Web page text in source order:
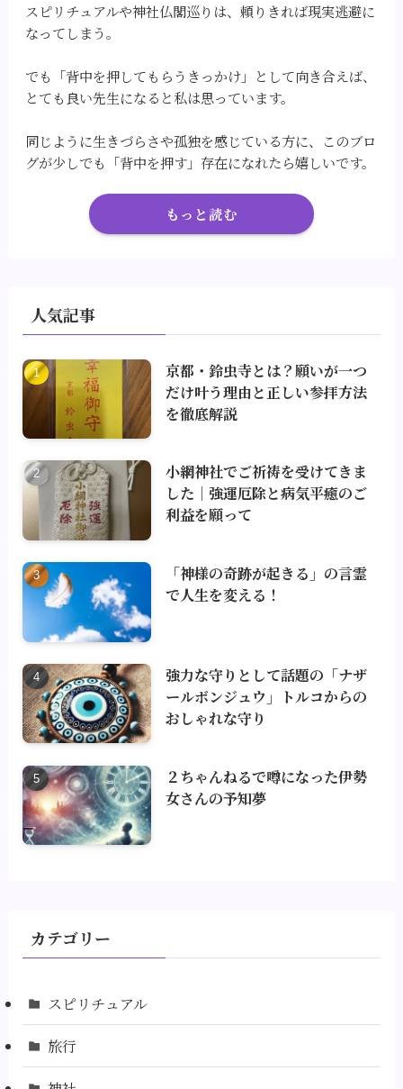
スピリチュアルや神社仏閣巡りは、頼りきれば現実逃避に
なってしまう。
でも「背中を押してもらうきっかけ」として向き合えば、
とても良い先生になると私は思っています。
同じように生きづらさや孤独を感じている方に、このブロ
グが少しでも「背中を押す」存在になれたら嬉しいです。
もっと読む
人気記事
京都・鈴虫寺とは？願いが一つ
だけ叶う理由と正しい参拝方法
を徹底解説
小網神社でご祈祷を受けてきま
した｜強運厄除と病気平癒のご
利益を願って
「神様の奇跡が起きる」の言霊
で人生を変える！
強力な守りとして話題の「ナザ
ールボンジュウ」トルコからの
おしゃれな守り
２ちゃんねるで噂になった伊勢
女さんの予知夢
カテゴリー
スピリチュアル
旅行